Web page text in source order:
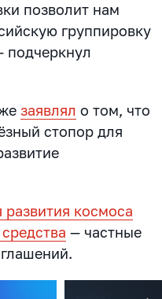
позволит нам
группировку
подчеркнул
заявлял о том, что
стопор для
развития космоса
— частные